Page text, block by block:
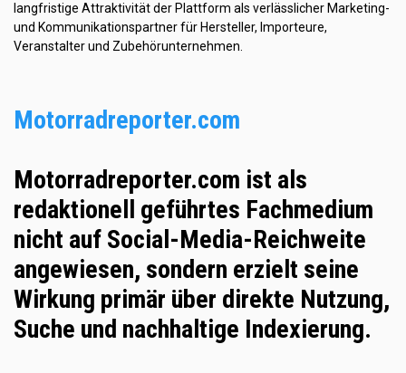
langfristige Attraktivität der Plattform als verlässlicher Marketing-
und Kommunikationspartner für Hersteller, Importeure,
Veranstalter und Zubehörunternehmen.
Motorradreporter.com
Motorradreporter.com ist als
redaktionell geführtes Fachmedium
nicht auf Social-Media-Reichweite
angewiesen, sondern erzielt seine
Wirkung primär über direkte Nutzung,
Suche und nachhaltige Indexierung.